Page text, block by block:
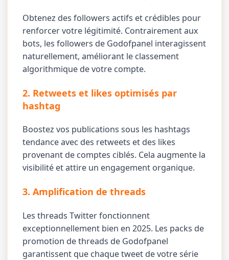
Obtenez des followers actifs et crédibles pour
renforcer votre légitimité. Contrairement aux
bots, les followers de Godofpanel interagissent
naturellement, améliorant le classement
algorithmique de votre compte.
2. Retweets et likes optimisés par
hashtag
Boostez vos publications sous les hashtags
tendance avec des retweets et des likes
provenant de comptes ciblés. Cela augmente la
visibilité et attire un engagement organique.
3. Amplification de threads
Les threads Twitter fonctionnent
exceptionnellement bien en 2025. Les packs de
promotion de threads de Godofpanel
garantissent que chaque tweet de votre série